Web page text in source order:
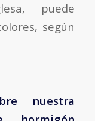
puede
según
nuestra